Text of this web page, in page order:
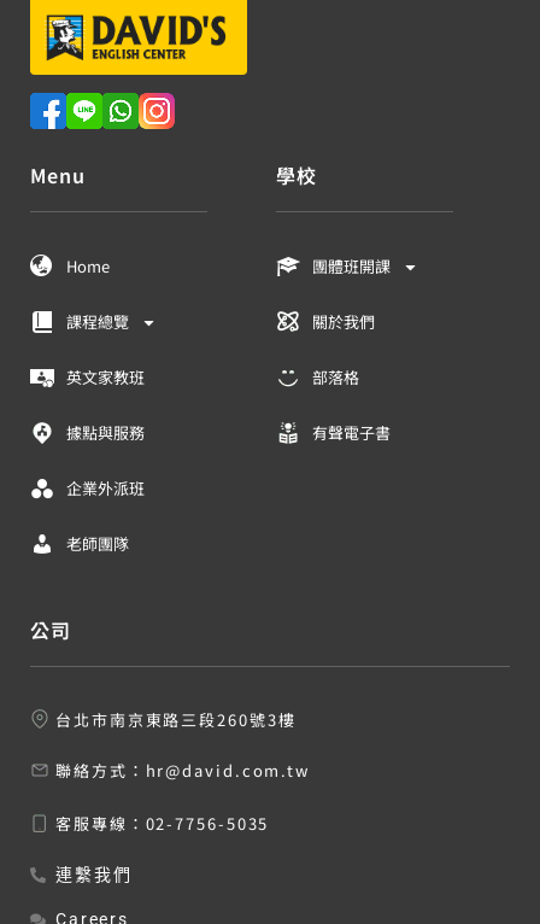
Menu
Home
課程總覽
英文家教班
據點與服務
企業外派班
老師團隊
學校
團體班開課
關於我們
部落格
有聲電子書
公司
台北市南京東路三段260號3樓
聯絡方式： hr@david.com.tw
客服專線： 02-7756-5035
連繫我們
Careers